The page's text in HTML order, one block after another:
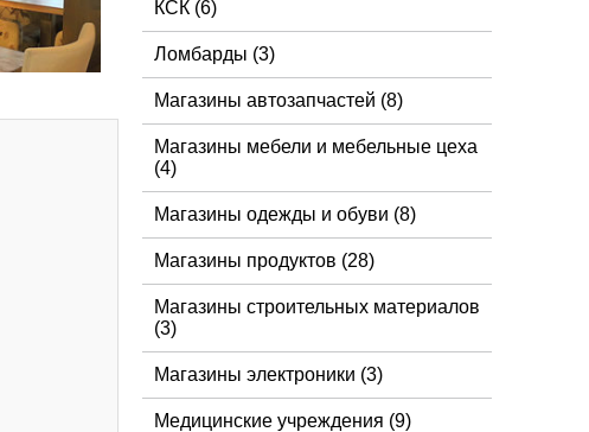
КСК (6)
Ломбарды (3)
Магазины автозапчастей (8)
Магазины мебели и мебельные цеха
(4)
Магазины одежды и обуви (8)
Магазины продуктов (28)
Магазины строительных материалов
(3)
Магазины электроники (3)
Медицинские учреждения (9)